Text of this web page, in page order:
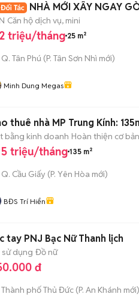
NHÀ MỚI XÂY NGAY
Căn hộ dịch vụ, mini
triệu/tháng 25 m²
Q. Tân Phú (P. Tân Sơn Nhì mới)
Minh Dung Megas
thuê nhà MP Trung Kính:
bằng kinh doanh Hoàn thiện cơ bản
triệu/tháng135 m²
Q. Cầu Giấy (P. Yên Hòa mới)
BĐS Trí Hiển
tay PNJ Bạc Nữ Thanh lịch
dụng Đồ nữ
đ
Thành phố Thủ Đức (P. An Khánh mới)